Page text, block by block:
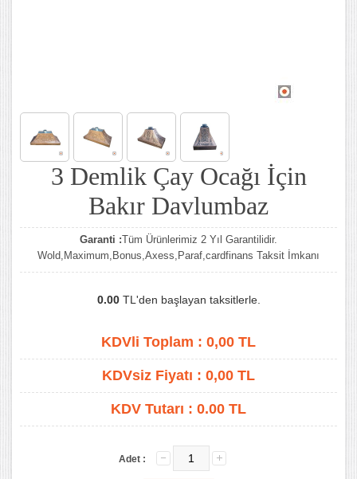
3 Demlik Çay Ocağı İçin
Bakır Davlumbaz
Garanti :Tüm Ürünlerimiz 2 Yıl Garantilidir.
Wold,Maximum,Bonus,Axess,Paraf,cardfinans Taksit İmkanı
0.00TL'den başlayan taksitlerle.
KDVli Toplam : 0,00 TL
KDVsiz Fiyatı : 0,00 TL
KDV Tutarı : 0.00 TL
Adet :